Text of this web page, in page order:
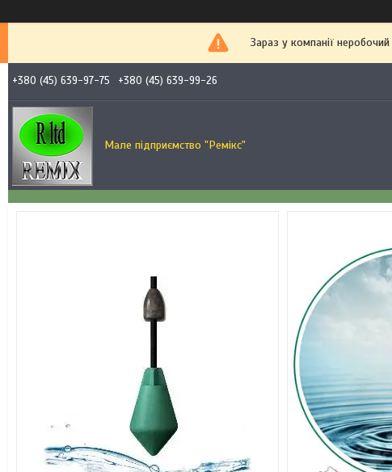
Зараз у компанії
+380 (45) 639-97-75 +380 (45) 639-99-26
Мале підприємство "Ремікс"